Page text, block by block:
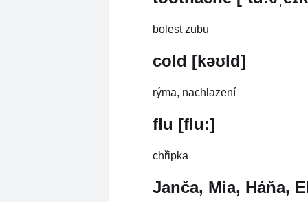
bolest zubu
cold [kəʊld]
rýma, nachlazení
flu [fluː]
chřipka
Janča, Mia, Háňa,